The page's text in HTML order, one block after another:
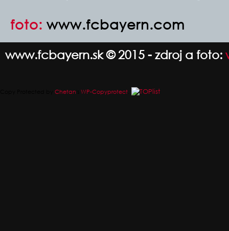
foto: www.fcbayern.com
www.fcbayern.sk © 2015 - zdroj a foto:
Chetan WP-Copyprotect